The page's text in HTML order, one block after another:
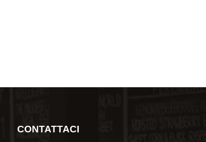
CONTATTACI